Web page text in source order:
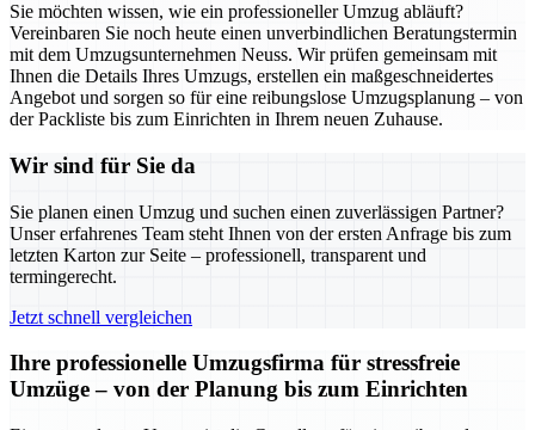
Sie möchten wissen, wie ein professioneller Umzug abläuft?
Vereinbaren Sie noch heute einen unverbindlichen Beratungstermin
mit dem Umzugsunternehmen Neuss. Wir prüfen gemeinsam mit
Ihnen die Details Ihres Umzugs, erstellen ein maßgeschneidertes
Angebot und sorgen so für eine reibungslose Umzugsplanung – von
der Packliste bis zum Einrichten in Ihrem neuen Zuhause.
Wir sind für Sie da
Sie planen einen Umzug und suchen einen zuverlässigen Partner?
Unser erfahrenes Team steht Ihnen von der ersten Anfrage bis zum
letzten Karton zur Seite – professionell, transparent und
termingerecht.
Jetzt schnell vergleichen
Ihre professionelle Umzugsfirma für stressfreie
Umzüge – von der Planung bis zum Einrichten